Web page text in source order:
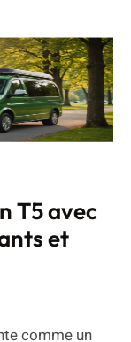
T5 avec
et
comme un